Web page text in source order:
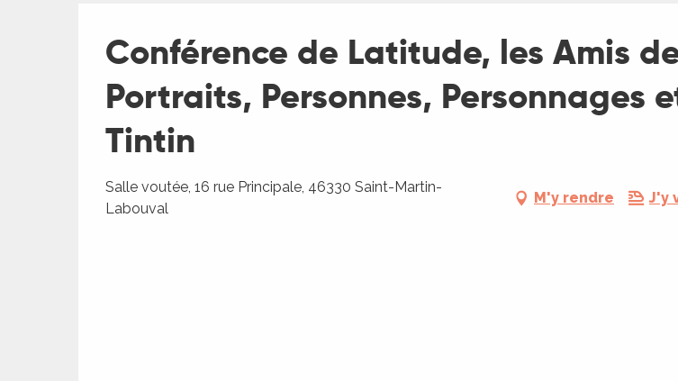
Conférence de Latitude, les Amis
Portraits, Personnes, Personnages
Tintin
Salle voutée, 16 rue Principale, 46330 Saint-Martin-
Labouval
M'y rendre J'y